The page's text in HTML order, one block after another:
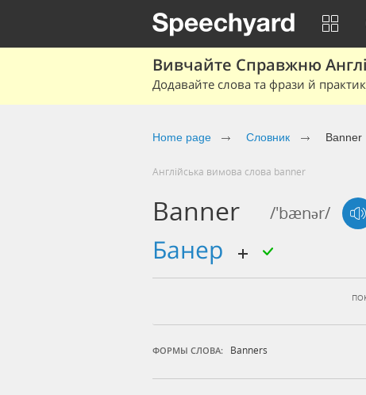
Вивчайте Справжню
Додавайте слова та фрази й
Home page Cловник Banner
Англійська вимова слова banner
Banner /'bænər/
банер
ФОРМЫ СЛОВА: Banners